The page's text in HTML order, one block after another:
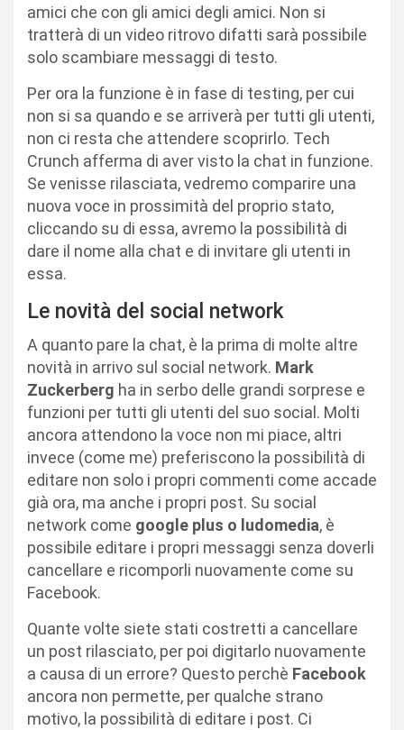
amici che con gli amici degli amici. Non si
tratterà di un video ritrovo difatti sarà possibile
solo scambiare messaggi di testo.
Per ora la funzione è in fase di testing, per cui
non si sa quando e se arriverà per tutti gli utenti,
non ci resta che attendere scoprirlo. Tech
Crunch afferma di aver visto la chat in funzione.
Se venisse rilasciata, vedremo comparire una
nuova voce in prossimità del proprio stato,
cliccando su di essa, avremo la possibilità di
dare il nome alla chat e di invitare gli utenti in
essa.
Le novità del social network
A quanto pare la chat, è la prima di molte altre
novità in arrivo sul social network. Mark
Zuckerberg ha in serbo delle grandi sorprese e
funzioni per tutti gli utenti del suo social. Molti
ancora attendono la voce non mi piace, altri
invece (come me) preferiscono la possibilità di
editare non solo i propri commenti come accade
già ora, ma anche i propri post. Su social
network come google plus o ludomedia, è
possibile editare i propri messaggi senza doverli
cancellare e ricomporli nuovamente come su
Facebook.
Quante volte siete stati costretti a cancellare
un post rilasciato, per poi digitarlo nuovamente
a causa di un errore? Questo perchè Facebook
ancora non permette, per qualche strano
motivo, la possibilità di editare i post. Ci